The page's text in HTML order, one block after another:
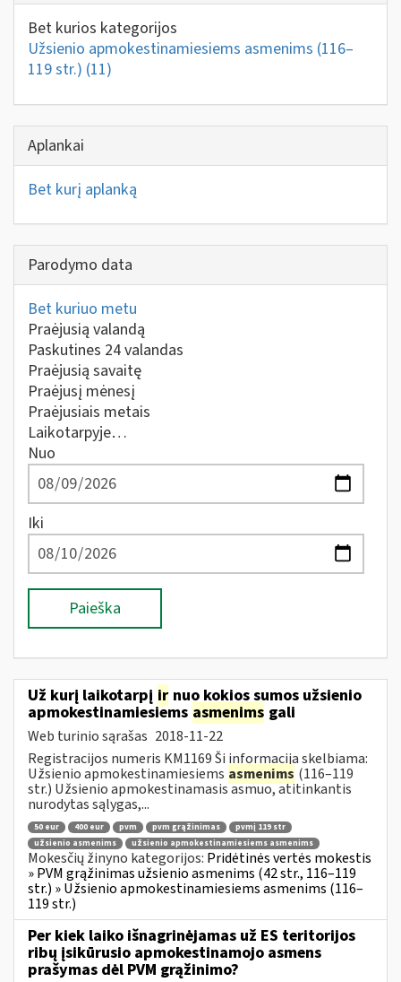
Bet kurios kategorijos
Užsienio apmokestinamiesiems asmenims (116–
119 str.) (11)
Aplankai
Bet kurį aplanką
Parodymo data
Bet kuriuo metu
Praėjusią valandą
Paskutines 24 valandas
Praėjusią savaitę
Praėjusį mėnesį
Praėjusiais metais
Laikotarpyje…
Nuo
Iki
Paieška
Už kurį laikotarpį ir nuo kokios sumos užsienio
apmokestinamiesiems asmenims gali
Web turinio sąrašas 2018-11-22
Registracijos numeris KM1169 Ši informacija skelbiama:
Užsienio apmokestinamiesiems asmenims (116–119
str.) Užsienio apmokestinamasis asmuo, atitinkantis
nurodytas sąlygas,...
50 eur 400 eur pvm pvm grąžinimas
pvmį 119 str
užsienio asmenims
užsienio apmokestinamiesiems asmenims
Mokesčių žinyno kategorijos: Pridėtinės vertės mokestis
» PVM grąžinimas užsienio asmenims (42 str., 116–119
str.) » Užsienio apmokestinamiesiems asmenims (116–
119 str.)
Per kiek laiko išnagrinėjamas už ES teritorijos
ribų įsikūrusio apmokestinamojo asmens
prašymas dėl PVM grąžinimo?